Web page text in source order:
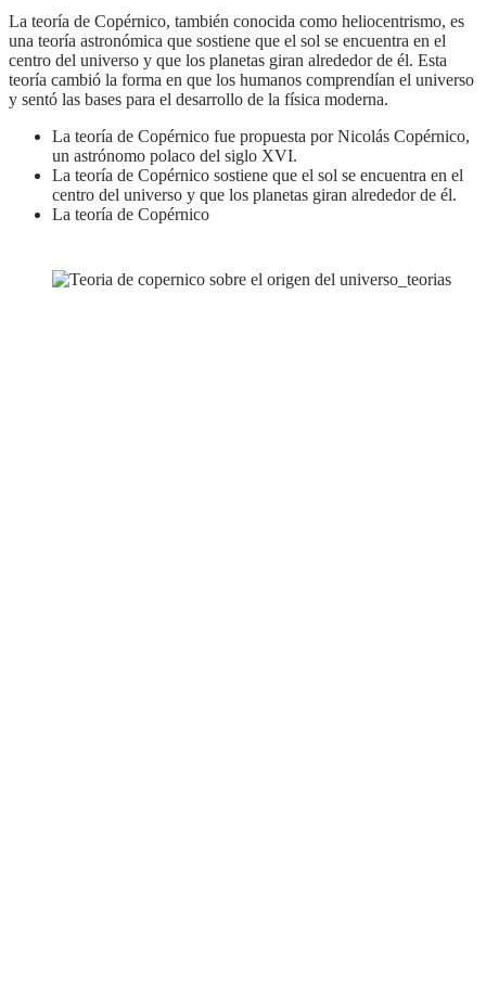
La teoría de Copérnico, también conocida como heliocentrismo, es
una teoría astronómica que sostiene que el sol se encuentra en el
centro del universo y que los planetas giran alrededor de él. Esta
teoría cambió la forma en que los humanos comprendían el universo
y sentó las bases para el desarrollo de la física moderna.
La teoría de Copérnico fue propuesta por Nicolás Copérnico,
un astrónomo polaco del siglo XVI.
La teoría de Copérnico sostiene que el sol se encuentra en el
centro del universo y que los planetas giran alrededor de él.
La teoría de Copérnico